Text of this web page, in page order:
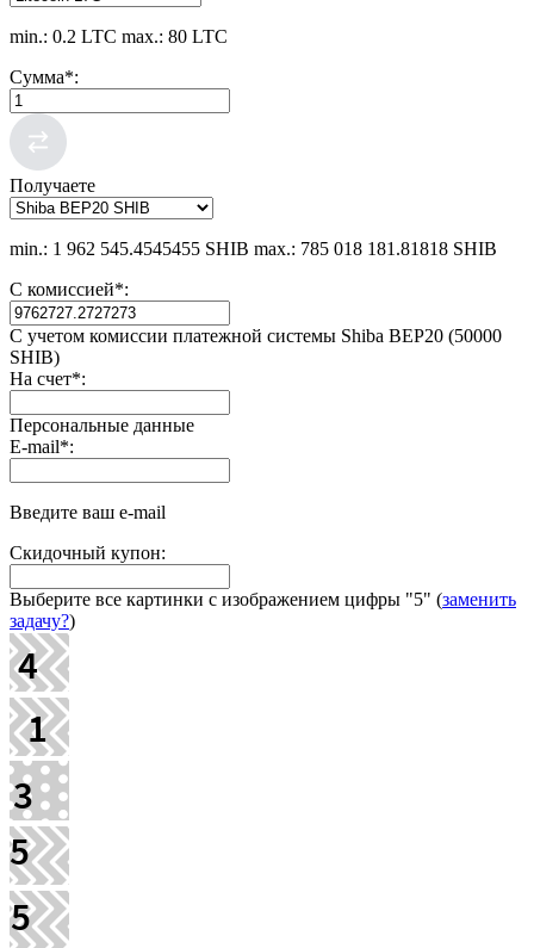
min.: 0.2 LTC max.: 80 LTC
Сумма*:
Получаете
min.: 1 962 545.4545455 SHIB max.: 785 018 181.81818 SHIB
С комиссией*:
С учетом комиссии платежной системы Shiba BEP20 (50000
SHIB)
На счет*:
Персональные данные
E-mail*:
Введите ваш e-mail
Скидочный купон:
Выберите все картинки с изображением цифры "5" (заменить
задачу?)